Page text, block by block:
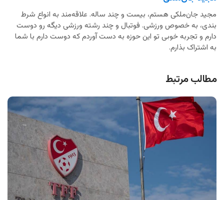
مجید جان‌ملکی هستم، بیست و چند ساله. علاقه‌مند به انواع شرط
بندی، به خصوص ورزشی. فوتبال و چند رشته ورزشی دیگه رو دوست
دارم و تجربه خوبی تو این حوزه به دست آوردم که دوست دارم با شما
به اشتراک بذارم.
مطالب مرتبط